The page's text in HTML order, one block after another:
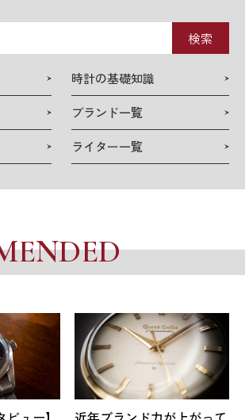
時計の基礎知識
ブランド一覧
ライター一覧